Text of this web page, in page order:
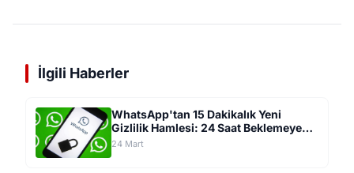
İlgili Haberler
WhatsApp'tan 15 Dakikalık Yeni
Gizlilik Hamlesi: 24 Saat Beklemeye
Son Veren Güvenlik Sistemi Geliyor
24 Mart